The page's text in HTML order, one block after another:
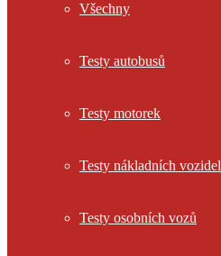
Všechny
Testy autobusů
Testy motorek
Testy nákladních vozidel
Testy osobních vozů